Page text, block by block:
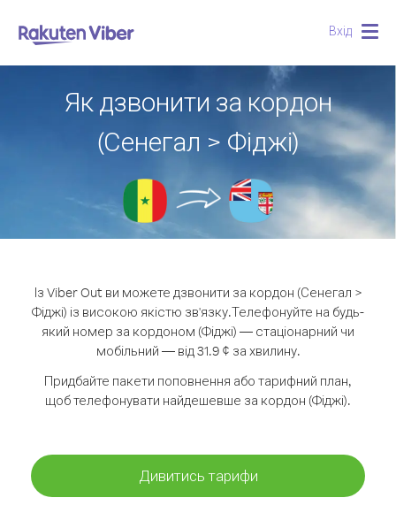
Вхід
Як дзвонити за кордон
(Сенегал > Фіджі)
Із Viber Out ви можете дзвонити за кордон (Сенегал >
Фіджі) із високою якістю зв'язку.Телефонуйте на будь-
який номер за кордоном (Фіджі) — стаціонарний чи
мобільний — від 31.9 ¢ за хвилину.
Придбайте пакети поповнення або тарифний план,
щоб телефонувати найдешевше за кордон (Фіджі).
Дивитись тарифи